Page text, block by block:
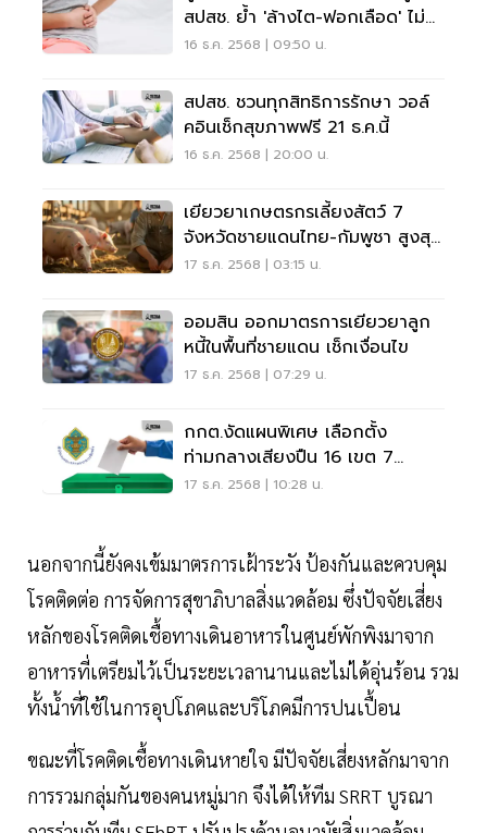
สปสช. ย้ำ 'ล้างไต-ฟอกเลือด' ไม่
ต้องจ่ายเอง
16 ธ.ค. 2568 | 09:50 น.
สปสช. ชวนทุกสิทธิการรักษา วอล์
คอินเช็กสุขภาพฟรี 21 ธ.ค.นี้
16 ธ.ค. 2568 | 20:00 น.
เยียวยาเกษตรกรเลี้ยงสัตว์ 7
จังหวัดชายแดนไทย-กัมพูชา สูงสุด
3.9 หมื่น/ตัว
17 ธ.ค. 2568 | 03:15 น.
ออมสิน ออกมาตรการเยียวยาลูก
หนี้ในพื้นที่ชายแดน เช็กเงื่อนไข
17 ธ.ค. 2568 | 07:29 น.
กกต.งัดแผนพิเศษ เลือกตั้ง
ท่ามกลางเสียงปืน 16 เขต 7
จังหวัดชายแดน
17 ธ.ค. 2568 | 10:28 น.
นอกจากนี้ยังคงเข้มมาตรการเฝ้าระวัง ป้องกันและควบคุม
โรคติดต่อ การจัดการสุขาภิบาลสิ่งแวดล้อม ซึ่งปัจจัยเสี่ยง
หลักของโรคติดเชื้อทางเดินอาหารในศูนย์พักพิงมาจาก
อาหารที่เตรียมไว้เป็นระยะเวลานานและไม่ได้อุ่นร้อน รวม
ทั้งน้ำที่ใช้ในการอุปโภคและบริโภคมีการปนเปื้อน
ขณะที่โรคติดเชื้อทางเดินหายใจ มีปัจจัยเสี่ยงหลักมาจาก
การรวมกลุ่มกันของคนหมู่มาก จึงได้ให้ทีม SRRT บูรณา